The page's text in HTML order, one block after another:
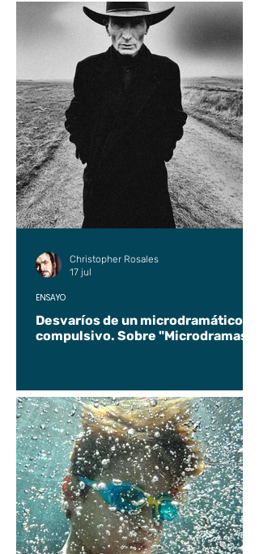
Desvaríos de un microdramático
compulsivo. Sobre "Microdramas".
ENSAYO
Christopher Rosales
17 jul